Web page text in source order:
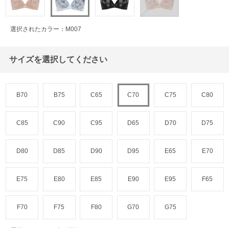
選択されたカラー：M007
サイズを選択してください
B70 B75 C65 C70 C75 C80
C85 C90 C95 D65 D70 D75
D80 D85 D90 D95 E65 E70
E75 E80 E85 E90 E95 F65
F70 F75 F80 G70 G75